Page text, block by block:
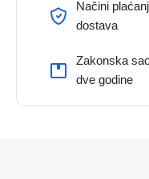
Načini
dostava
Zakonska
dve godine